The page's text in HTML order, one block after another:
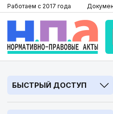
Работаем с 2017 года
БЫСТРЫЙ ДОСТУП